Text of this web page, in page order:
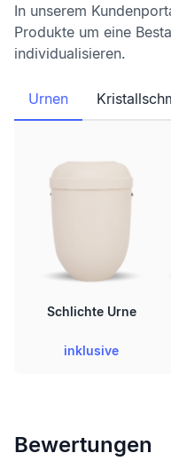
In unserem
Produkte um eine
individualisieren.
Urnen
Schlichte Urne
inklusive
Bewertungen